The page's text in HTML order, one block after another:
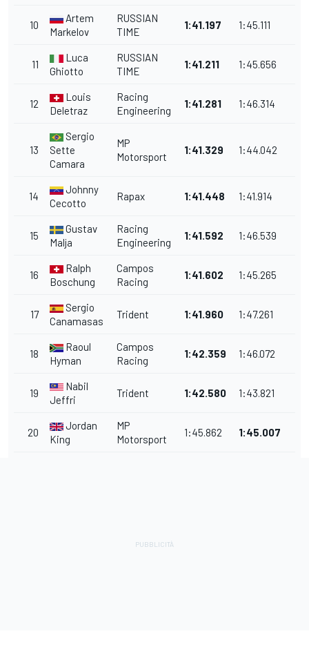
10
Artem
Markelov
RUSSIAN
TIME
1:41.197 1:45.111
11
Luca
Ghiotto
RUSSIAN
TIME
1:41.211 1:45.656
12
Louis
Deletraz
Racing
Engineering
1:41.281 1:46.314
13
Sergio
Sette
Camara
MP
Motorsport
1:41.329 1:44.042
14
Johnny
Cecotto
Rapax 1:41.448 1:41.914
15
Gustav
Malja
Racing
Engineering
1:41.592 1:46.539
16
Ralph
Boschung
Campos
Racing
1:41.602 1:45.265
17
Sergio
Canamasas
Trident 1:41.960 1:47.261
18
Raoul
Hyman
Campos
Racing
1:42.359 1:46.072
19
Nabil
Jeffri
Trident 1:42.580 1:43.821
20
Jordan
King
MP
Motorsport
1:45.862 1:45.007